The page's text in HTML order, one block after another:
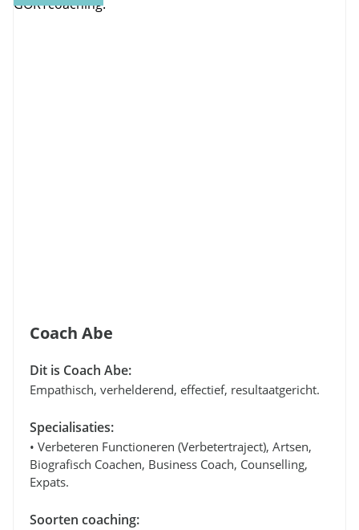
Coach Abe
Dit is Coach Abe:
Empathisch, verhelderend, effectief, resultaatgericht.
Specialisaties:
• Verbeteren Functioneren (verbetertraject), Artsen,
Biografisch Coachen, Business Coach, Counselling,
Expats.
Soorten coaching: